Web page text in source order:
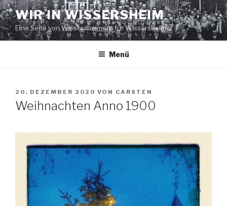
Zum
Inhalt
springen
WIR IN WISSERSHEIM
Eine Seite von Wissersheimern für Wissersheimer
Menü
VERÖFFENTLICHT
AM
20. DEZEMBER 2020 VON CARSTEN
Weihnachten Anno 1900